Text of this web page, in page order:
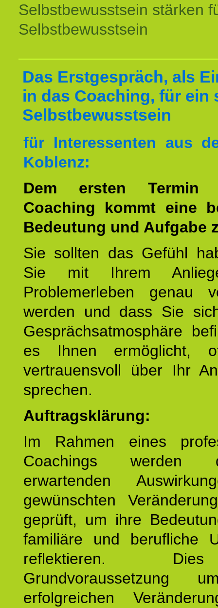
Selbstbewusstsein stärken
Selbstbewusstsein
Das Erstgespräch, als
in das Coaching, für ein
Selbstbewusstsein
für Interessenten aus
Koblenz:
Dem ersten
Coaching kommt eine
Bedeutung und Aufgabe
Sie sollten das Gefühl
Sie mit Ihrem
Problemerleben genau
werden und dass Sie
Gesprächsatmosphäre
es Ihnen ermöglicht,
vertrauensvoll über Ihr
sprechen.
Auftragsklärung:
Im Rahmen eines
Coachings
erwartenden
gewünschten
geprüft, um ihre
familiäre und berufliche
reflektieren.
Grundvoraussetzung
erfolgreichen